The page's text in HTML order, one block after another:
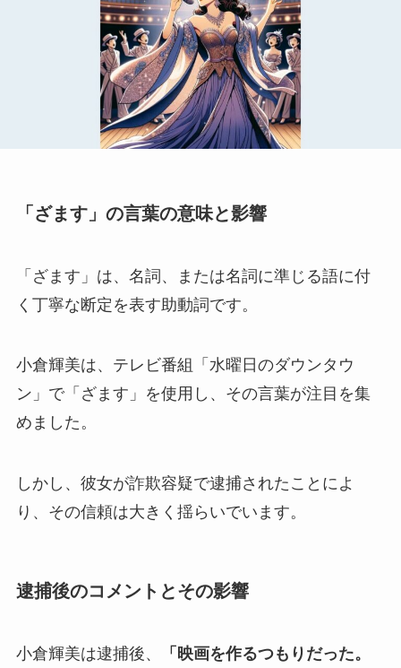
「ざます」の言葉の意味と影響
「ざます」は、名詞、または名詞に準じる語に付
く丁寧な断定を表す助動詞です。
小倉輝美は、テレビ番組「水曜日のダウンタウ
ン」で「ざます」を使用し、その言葉が注目を集
めました。
しかし、彼女が詐欺容疑で逮捕されたことによ
り、その信頼は大きく揺らいでいます。
逮捕後のコメントとその影響
小倉輝美は逮捕後、
「映画を作るつもりだった。